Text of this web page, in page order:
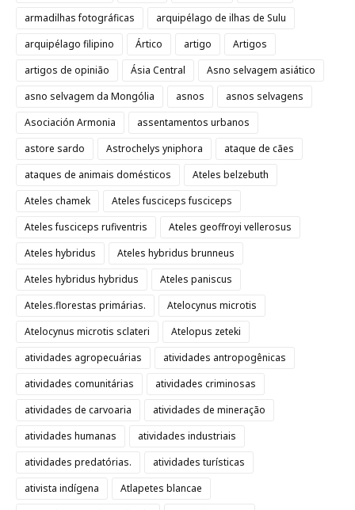
armadilhas fotográficas
arquipélago de ilhas de Sulu
arquipélago filipino
Ártico artigo
Artigos
artigos de opinião
Ásia Central
Asno selvagem asiático
asno selvagem da Mongólia
asnos
asnos selvagens
Asociación Armonia
assentamentos urbanos
astore sardo
Astrochelys yniphora
ataque de cães
ataques de animais domésticos
Ateles belzebuth
Ateles chamek
Ateles fusciceps fusciceps
Ateles fusciceps rufiventris
Ateles geoffroyi vellerosus
Ateles hybridus
Ateles hybridus brunneus
Ateles hybridus hybridus
Ateles paniscus
Ateles.florestas primárias.
Atelocynus microtis
Atelocynus microtis sclateri
Atelopus zeteki
atividades agropecuárias
atividades antropogênicas
atividades comunitárias
atividades criminosas
atividades de carvoaria
atividades de mineração
atividades humanas
atividades industriais
atividades predatórias.
atividades turísticas
ativista indígena
Atlapetes blancae